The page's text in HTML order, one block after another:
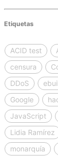
Etiquetas
ACID test
censura
DDoS
Google
JavaScript
Lidia Ramírez
monarquía